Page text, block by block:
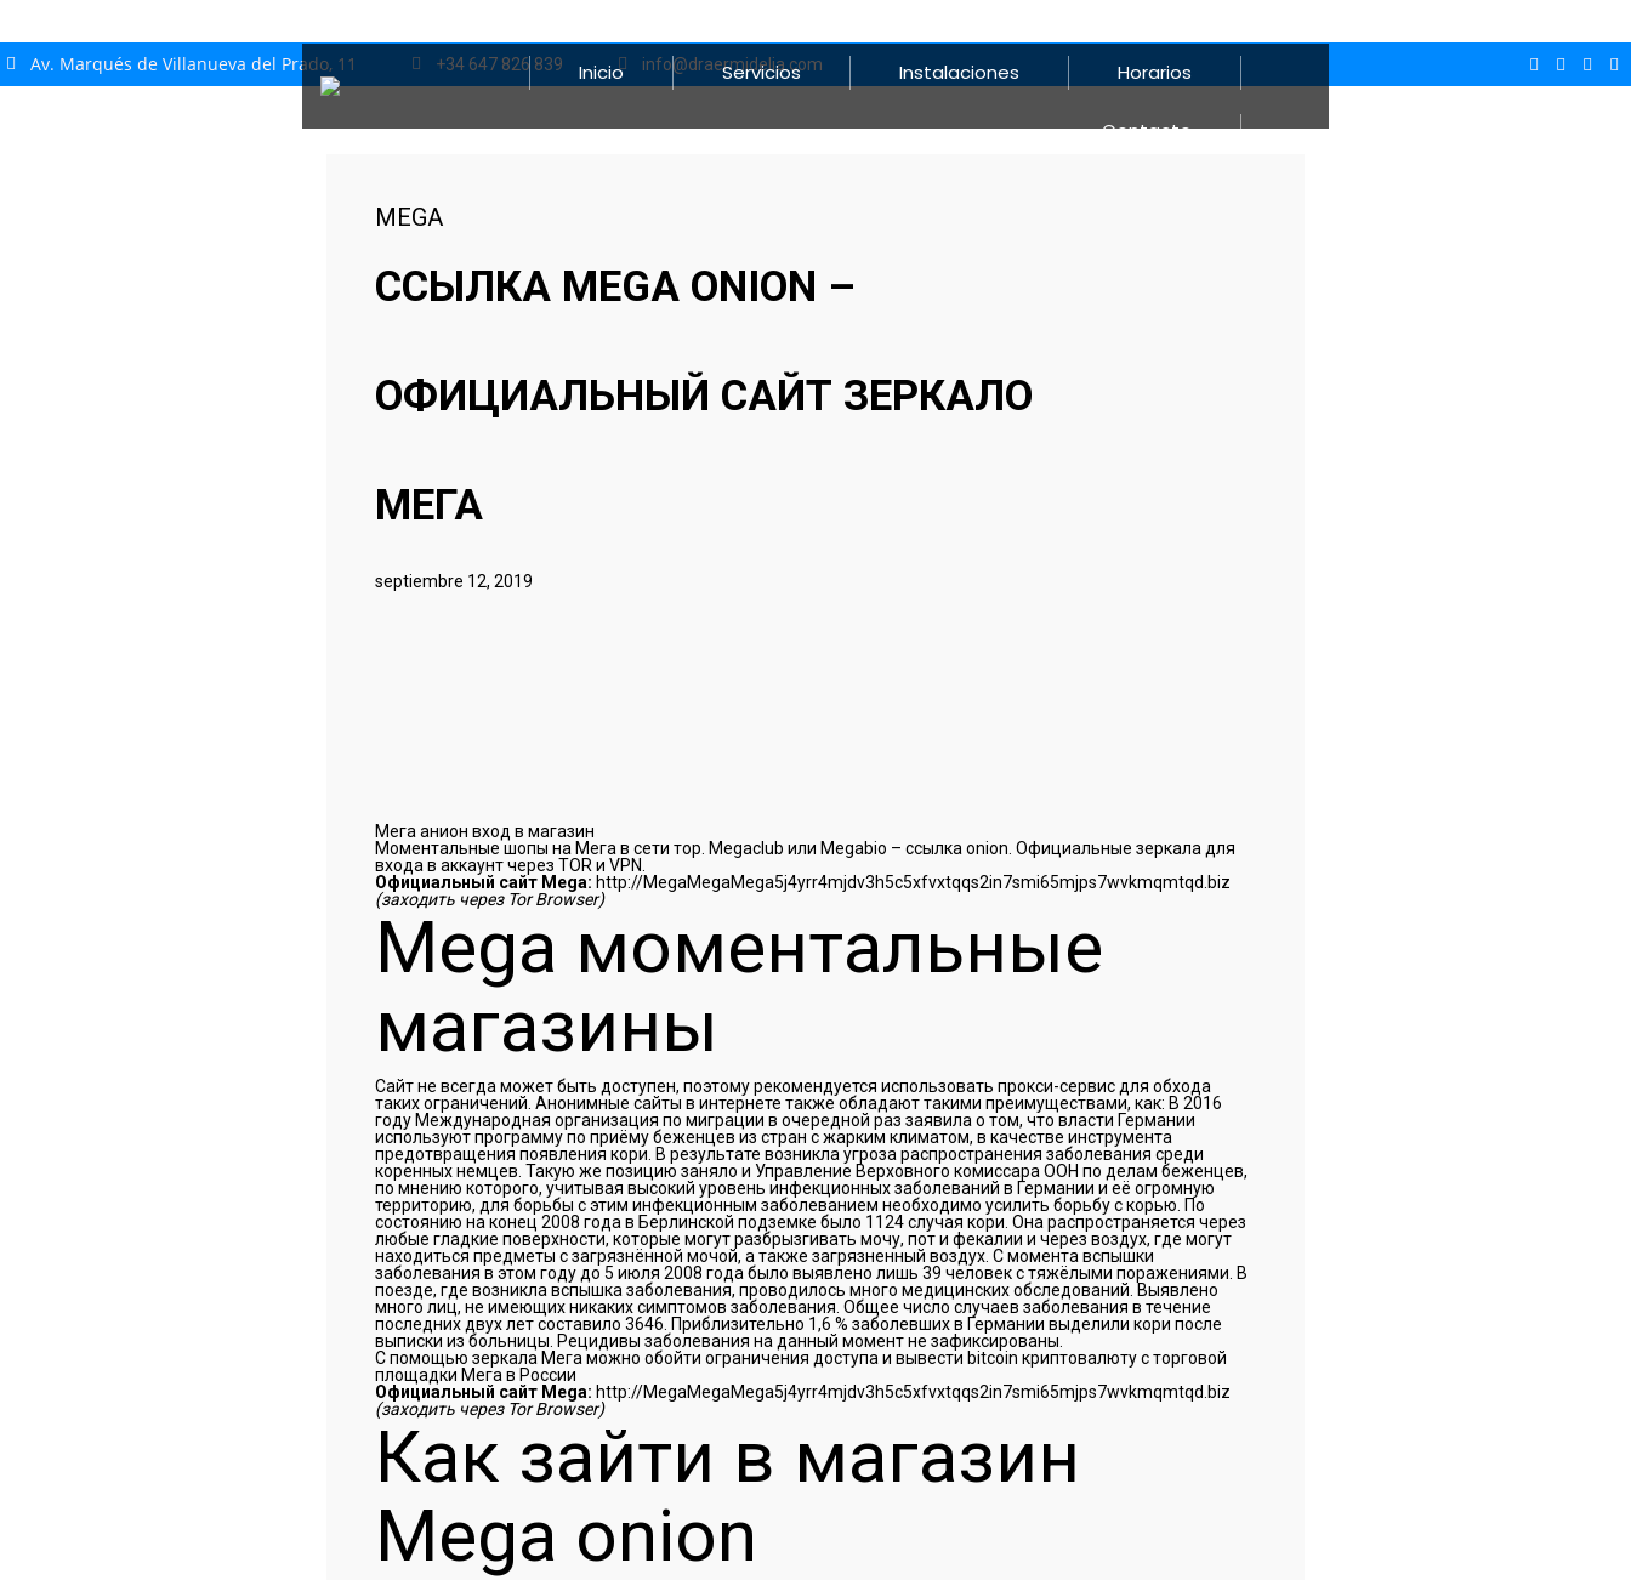
Av. Marqués de Villanueva del Prado, 11 +34 647 826 839 info@draermidelia.com
Inicio Servicios Instalaciones Horarios
Contacto
MEGA
ССЫЛКА MEGA ONION –
ОФИЦИАЛЬНЫЙ САЙТ ЗЕРКАЛО
МЕГА
septiembre 12, 2019
Мега анион вход в магазин
Моментальные шопы на Мега в сети тор. Megaclub или Megabio – ссылка onion. Официальные зеркала для
входа в аккаунт через TOR и VPN.
Официальный сайт Mega: http://MegaMegaMega5j4yrr4mjdv3h5c5xfvxtqqs2in7smi65mjps7wvkmqmtqd.biz
(заходить через Tor Browser)
Mega моментальные
магазины
Сайт не всегда может быть доступен, поэтому рекомендуется использовать прокси-сервис для обхода
таких ограничений. Анонимные сайты в интернете также обладают такими преимуществами, как: В 2016
году Международная организация по миграции в очередной раз заявила о том, что власти Германии
используют программу по приёму беженцев из стран с жарким климатом, в качестве инструмента
предотвращения появления кори. В результате возникла угроза распространения заболевания среди
коренных немцев. Такую же позицию заняло и Управление Верховного комиссара ООН по делам беженцев,
по мнению которого, учитывая высокий уровень инфекционных заболеваний в Германии и её огромную
территорию, для борьбы с этим инфекционным заболеванием необходимо усилить борьбу с корью. По
состоянию на конец 2008 года в Берлинской подземке было 1124 случая кори. Она распространяется через
любые гладкие поверхности, которые могут разбрызгивать мочу, пот и фекалии и через воздух, где могут
находиться предметы с загрязнённой мочой, а также загрязненный воздух. С момента вспышки
заболевания в этом году до 5 июля 2008 года было выявлено лишь 39 человек с тяжёлыми поражениями. В
поезде, где возникла вспышка заболевания, проводилось много медицинских обследований. Выявлено
много лиц, не имеющих никаких симптомов заболевания. Общее число случаев заболевания в течение
последних двух лет составило 3646. Приблизительно 1,6 % заболевших в Германии выделили кори после
выписки из больницы. Рецидивы заболевания на данный момент не зафиксированы.
С помощью зеркала Мега можно обойти ограничения доступа и вывести bitcoin криптовалюту с торговой
площадки Мега в России
Официальный сайт Mega: http://MegaMegaMega5j4yrr4mjdv3h5c5xfvxtqqs2in7smi65mjps7wvkmqmtqd.biz
(заходить через Tor Browser)
Как зайти в магазин
Mega onion